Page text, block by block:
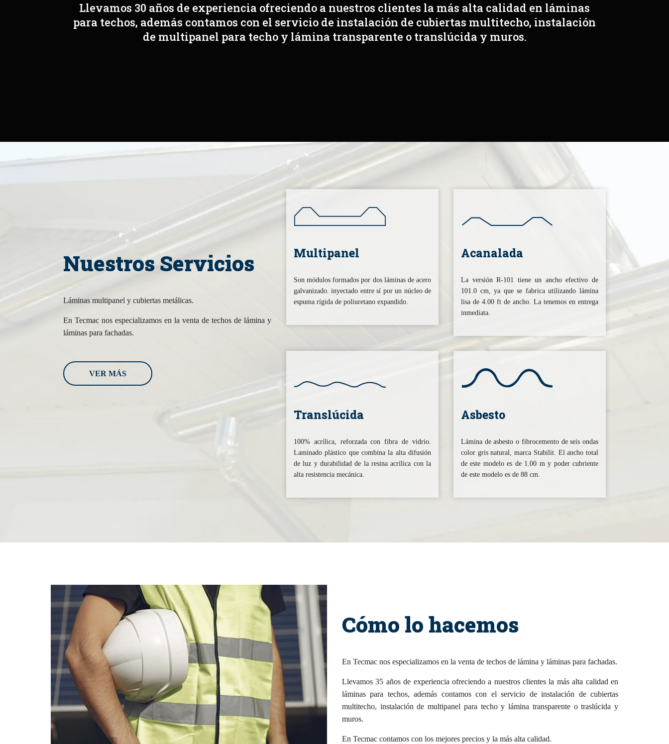
Llevamos 30 años de experiencia ofreciendo a nuestros clientes la más alta calidad en láminas
para techos, además contamos con el servicio de instalación de cubiertas multitecho, instalación
de multipanel para techo y lámina transparente o translúcida y muros.
Nuestros Servicios
Láminas multipanel y cubiertas metálicas.
En Tecmac nos especializamos en la venta de techos de lámina y
láminas para fachadas.
VER MÁS
Multipanel
Son módulos formados por dos láminas de acero
galvanizado. inyectado entre sí por un núcleo de
espuma rígida de poliuretano expandido.
Acanalada
La versión R-101 tiene un ancho efectivo de
101.0 cm, ya que se fabrica utilizando lámina
lisa de 4.00 ft de ancho. La tenemos en entrega
inmediata.
Translúcida
100% acrílica, reforzada con fibra de vidrio.
Laminado plástico que combina la alta difusión
de luz y durabilidad de la resina acrílica con la
alta resistencia mecánica.
Asbesto
Lámina de asbesto o fibrocemento de seis ondas
color gris natural, marca Stabilit. El ancho total
de este modelo es de 1.00 m y poder cubriente
de este modelo es de 88 cm.
Cómo lo hacemos
En Tecmac nos especializamos en la venta de techos de lámina y láminas para fachadas.
Llevamos 35 años de experiencia ofreciendo a nuestros clientes la más alta calidad en
láminas para techos, además contamos con el servicio de instalación de cubiertas
multitecho, instalación de multipanel para techo y lámina transparente o traslúcida y
muros.
En Tecmac contamos con los mejores precios y la más alta calidad.